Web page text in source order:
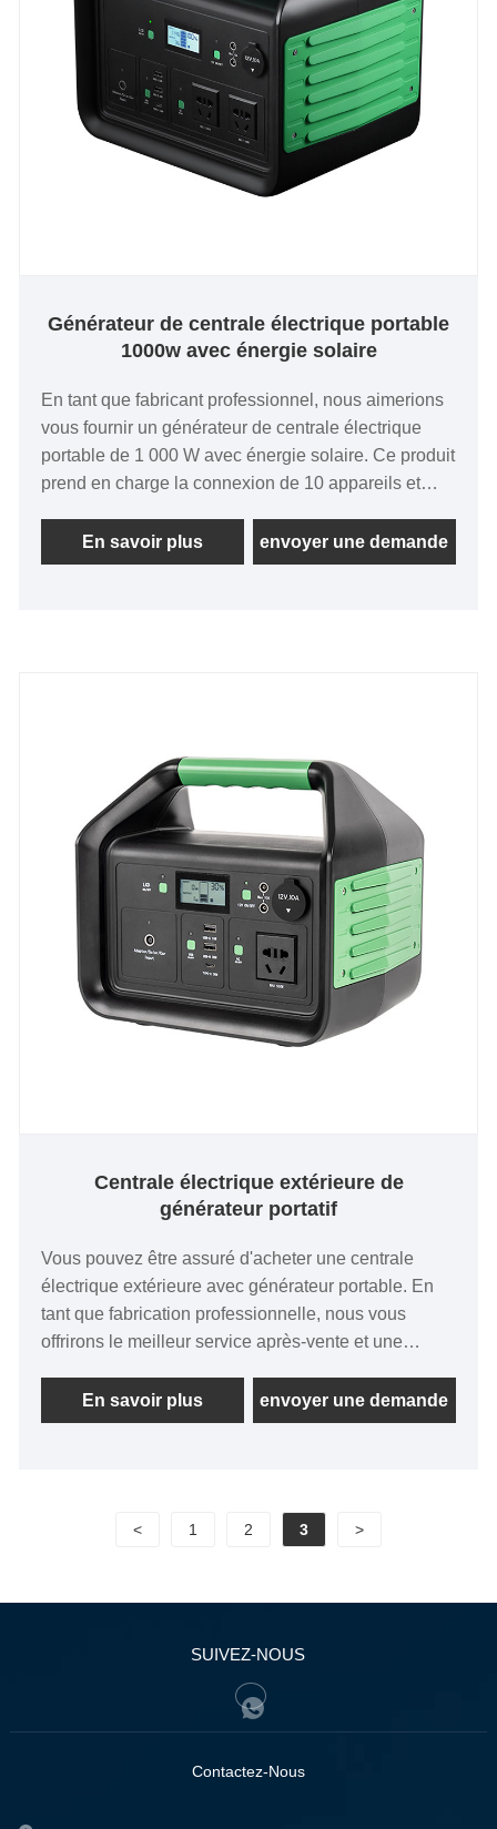
Générateur de centrale électrique portable
1000w avec énergie solaire
En tant que fabricant professionnel, nous aimerions
vous fournir un générateur de centrale électrique
portable de 1 000 W avec énergie solaire. Ce produit
prend en charge la connexion de 10 appareils et
parfaitement aux pannes de courant intérieures, aux
urgences, au camping et à d'autres besoins
En savoir plus envoyer une demande
Centrale électrique extérieure de
générateur portatif
Vous pouvez être assuré d'acheter une centrale
électrique extérieure avec générateur portable. En
tant que fabrication professionnelle, nous vous
offrirons le meilleur service après-vente et une
En savoir plus
envoyer une demande
< 1 2 3 >
SUIVEZ-NOUS
Contactez-Nous